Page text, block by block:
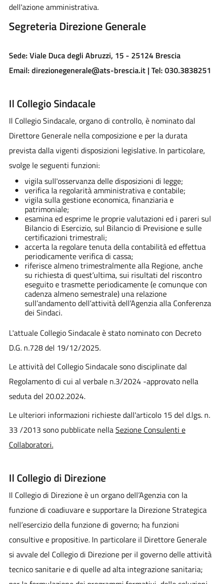
dell'azione amministrativa.
Segreteria Direzione Generale
Sede: Viale Duca degli Abruzzi, 15 - 25124 Brescia
Email: direzionegenerale@ats-brescia.it | Tel: 030.3838251
Il Collegio Sindacale
Il Collegio Sindacale, organo di controllo, è nominato dal
Direttore Generale nella composizione e per la durata
prevista dalla vigenti disposizioni legislative. In particolare,
svolge le seguenti funzioni:
vigila sull'osservanza delle disposizioni di legge;
verifica la regolarità amministrativa e contabile;
vigila sulla gestione economica, finanziaria e
patrimoniale;
esamina ed esprime le proprie valutazioni ed i pareri sul
Bilancio di Esercizio, sul Bilancio di Previsione e sulle
certificazioni trimestrali;
accerta la regolare tenuta della contabilità ed effettua
periodicamente verifica di cassa;
riferisce almeno trimestralmente alla Regione, anche
su richiesta di quest’ultima, sui risultati del riscontro
eseguito e trasmette periodicamente (e comunque con
cadenza almeno semestrale) una relazione
sull’andamento dell’attività dell’Agenzia alla Conferenza
dei Sindaci.
L'attuale Collegio Sindacale è stato nominato con Decreto
D.G. n.728 del 19/12/2025.
Le attività del Collegio Sindacale sono disciplinate dal
Regolamento di cui al verbale n.3/2024 -approvato nella
seduta del 20.02.2024.
Le ulteriori informazioni richieste dall'articolo 15 del d.lgs. n.
33 /2013 sono pubblicate nellaSezione Consulenti e
Collaboratori.
Il Collegio di Direzione
Il Collegio di Direzione è un organo dell’Agenzia con la
funzione di coadiuvare e supportare la Direzione Strategica
nell’esercizio della funzione di governo; ha funzioni
consultive e propositive. In particolare il Direttore Generale
si avvale del Collegio di Direzione per il governo delle attività
tecnico sanitarie e di quelle ad alta integrazione sanitaria;